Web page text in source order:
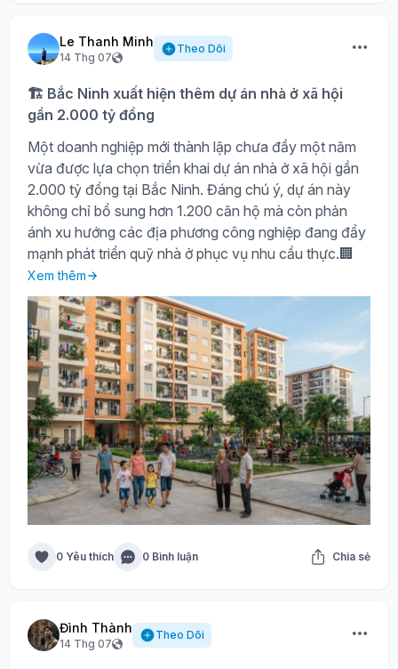
Le Thanh Minh
14 Thg 07
Theo Dõi
🏗️ Bắc Ninh xuất hiện thêm dự án nhà ở xã hội
gần 2.000 tỷ đồng
Một doanh nghiệp mới thành lập chưa đầy một năm
vừa được lựa chọn triển khai dự án nhà ở xã hội gần
2.000 tỷ đồng tại Bắc Ninh. Đáng chú ý, dự án này
không chỉ bổ sung hơn 1.200 căn hộ mà còn phản
ánh xu hướng các địa phương công nghiệp đang đẩy
mạnh phát triển quỹ nhà ở phục vụ nhu cầu thực.🏢
Xem thêm
0 Yêu thích 0 Bình luận Chia sẻ
Đình Thành
14 Thg 07
Theo Dõi